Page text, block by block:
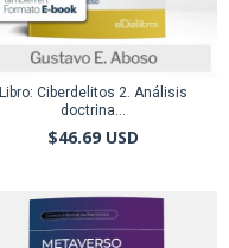
Libro: Ciberdelitos 2. Análisis
doctrina...
$46.69 USD